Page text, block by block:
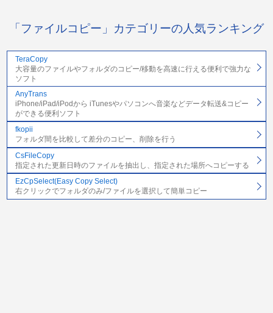
「ファイルコピー」カテゴリーの人気ランキング
TeraCopy
大容量のファイルやフォルダのコピー/移動を高速に行える便利で強力な
ソフト
AnyTrans
iPhone/iPad/iPodから iTunesやパソコンへ音楽などデータ転送&コピー
ができる便利ソフト
fkopii
フォルダ間を比較して差分のコピー、削除を行う
CsFileCopy
指定された更新日時のファイルを抽出し、指定された場所へコピーする
EzCpSelect(Easy Copy Select)
右クリックでフォルダのみ/ファイルを選択して簡単コピー